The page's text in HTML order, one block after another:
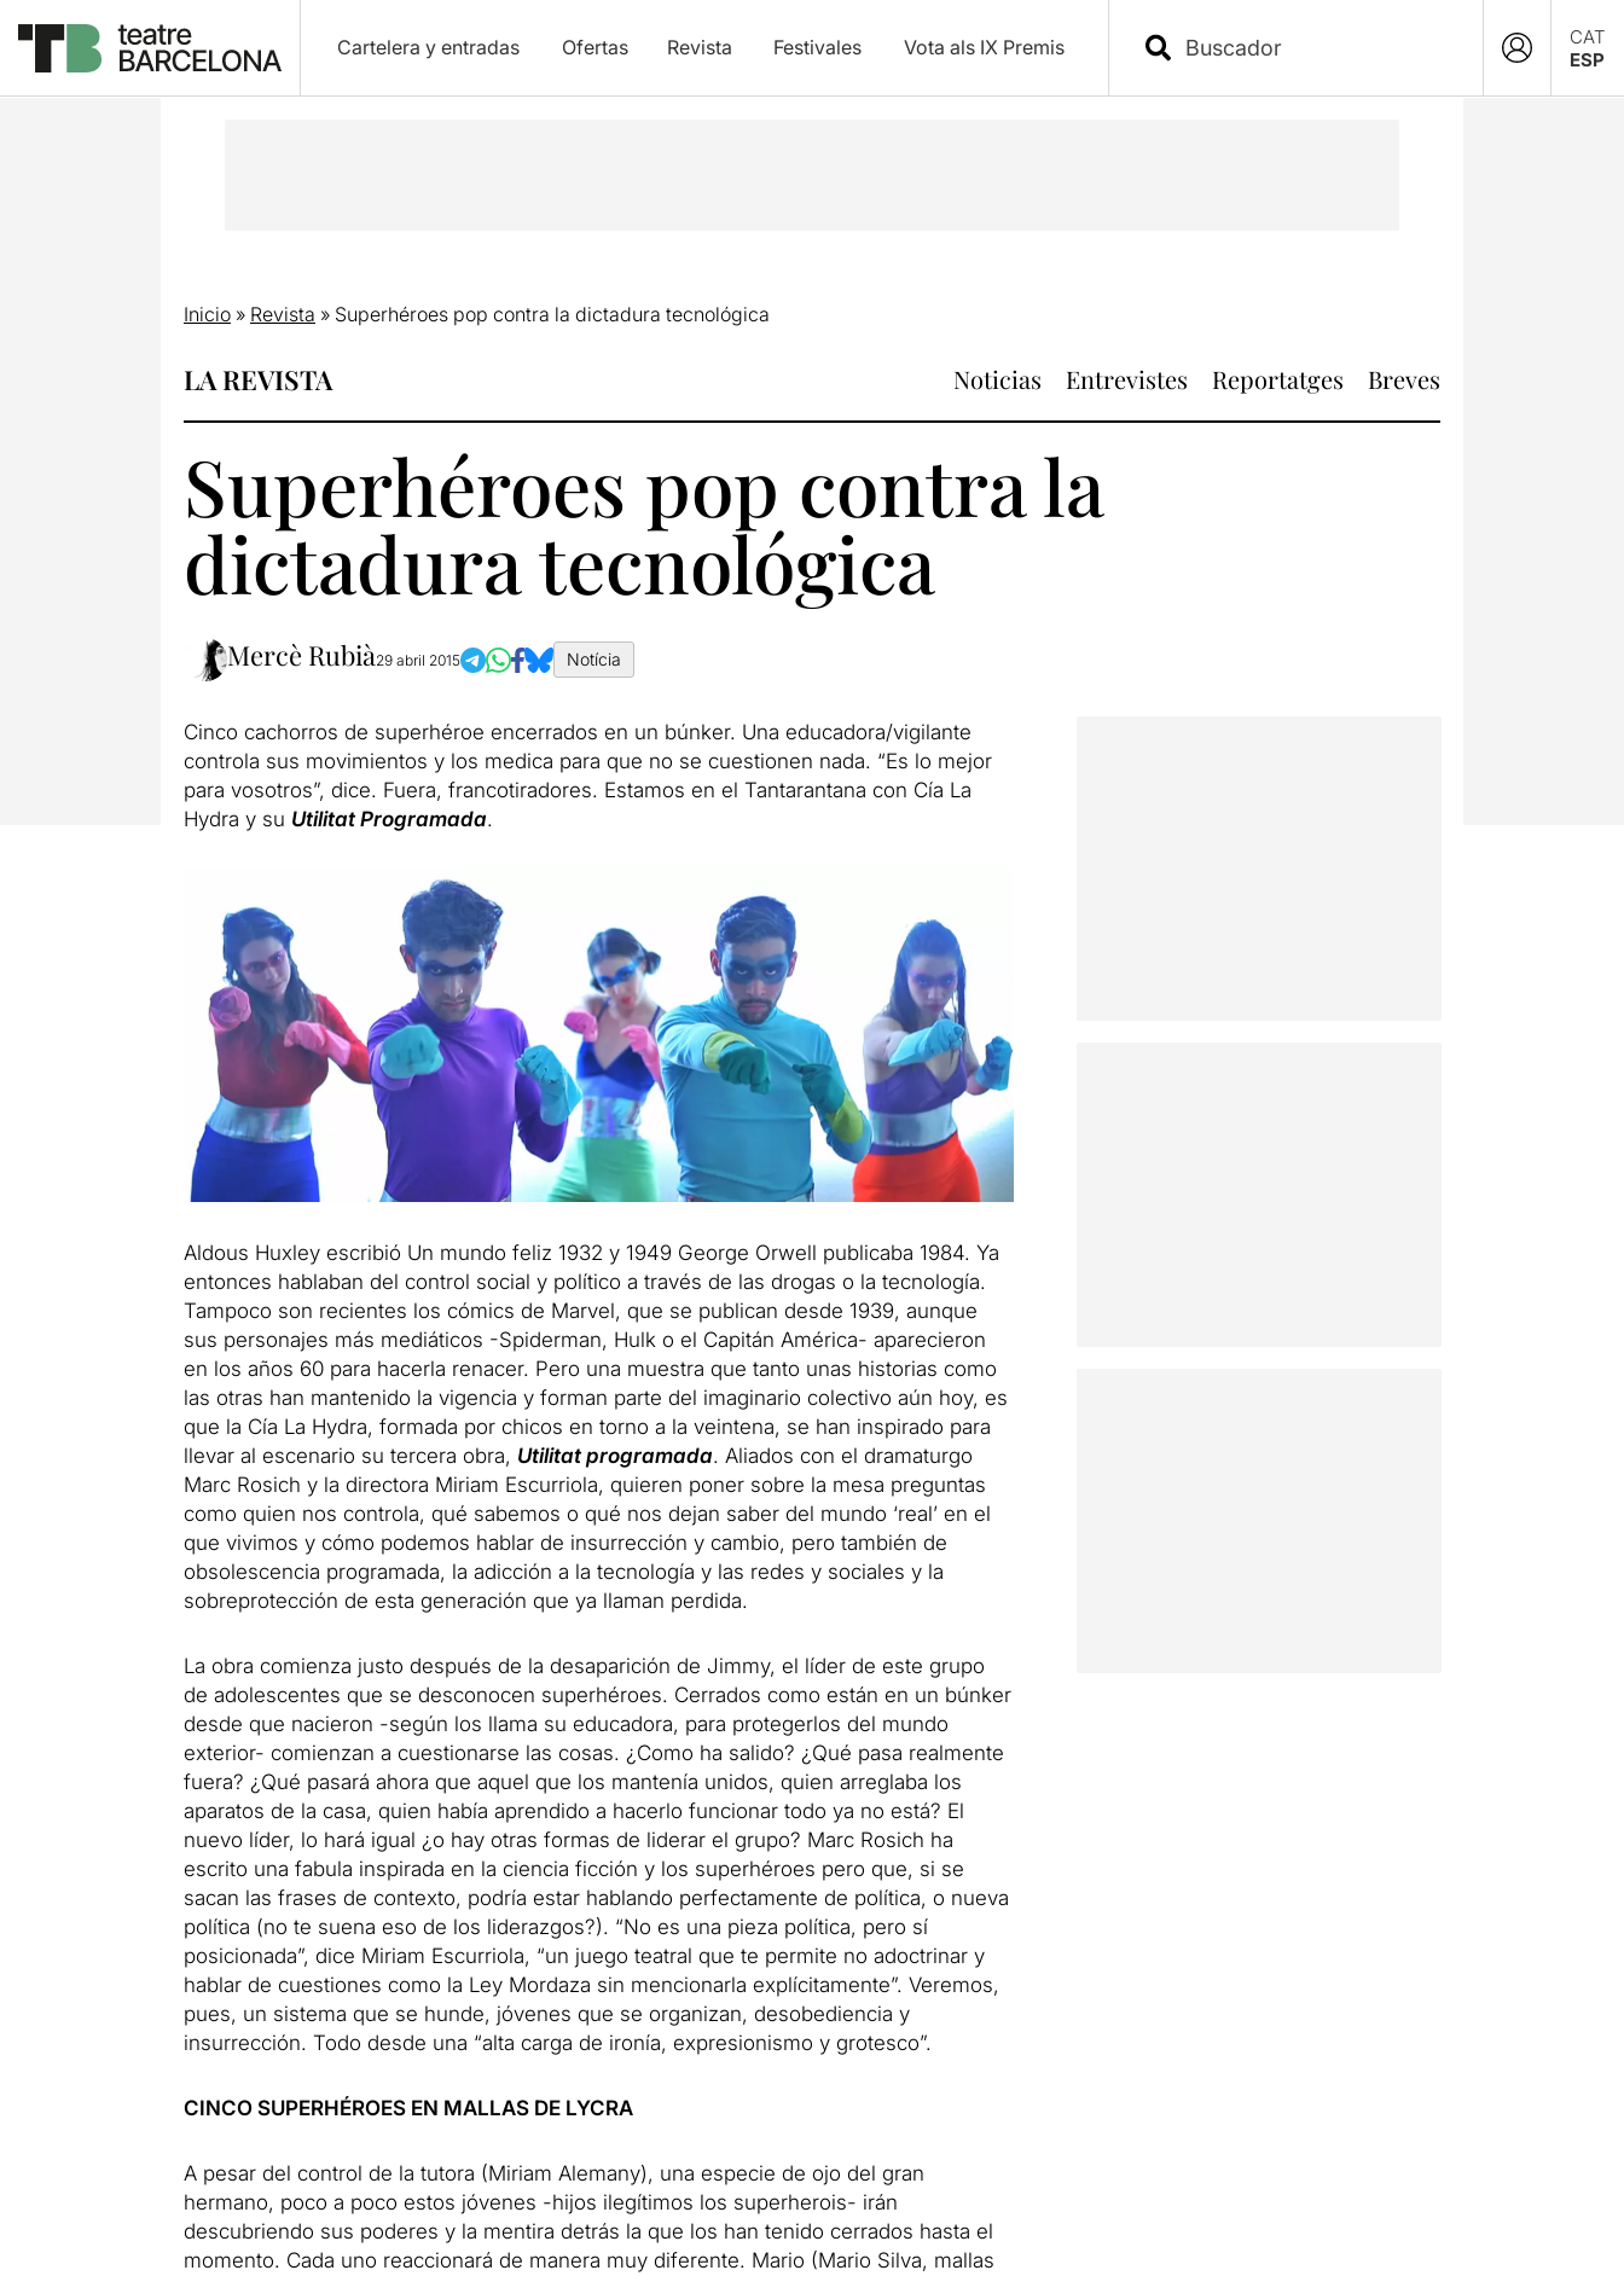
Cartelera y entradas Ofertas Revista Festivales Vota als IX Premis
CAT
ESP
Inicio» Revista » Superhéroes pop contra la dictadura tecnológica
LA REVISTA Noticias Entrevistes Reportatges Breves
Superhéroes pop contra la
dictadura tecnológica
Mercè Rubià29 abril 2015 Notícia
Cinco cachorros de superhéroe encerrados en un búnker. Una educadora/vigilante
controla sus movimientos y los medica para que no se cuestionen nada. “Es lo mejor
para vosotros”, dice. Fuera, francotiradores. Estamos en el Tantarantana con Cía La
Hydra y su Utilitat Programada.
Aldous Huxley escribió Un mundo feliz 1932 y 1949 George Orwell publicaba 1984. Ya
entonces hablaban del control social y político a través de las drogas o la tecnología.
Tampoco son recientes los cómics de Marvel, que se publican desde 1939, aunque
sus personajes más mediáticos -Spiderman, Hulk o el Capitán América- aparecieron
en los años 60 para hacerla renacer. Pero una muestra que tanto unas historias como
las otras han mantenido la vigencia y forman parte del imaginario colectivo aún hoy, es
que la Cía La Hydra, formada por chicos en torno a la veintena, se han inspirado para
llevar al escenario su tercera obra, Utilitat programada. Aliados con el dramaturgo
Marc Rosich y la directora Miriam Escurriola, quieren poner sobre la mesa preguntas
como quien nos controla, qué sabemos o qué nos dejan saber del mundo ‘real’ en el
que vivimos y cómo podemos hablar de insurrección y cambio, pero también de
obsolescencia programada, la adicción a la tecnología y las redes y sociales y la
sobreprotección de esta generación que ya llaman perdida.
La obra comienza justo después de la desaparición de Jimmy, el líder de este grupo
de adolescentes que se desconocen superhéroes. Cerrados como están en un búnker
desde que nacieron -según los llama su educadora, para protegerlos del mundo
exterior- comienzan a cuestionarse las cosas. ¿Como ha salido? ¿Qué pasa realmente
fuera? ¿Qué pasará ahora que aquel que los mantenía unidos, quien arreglaba los
aparatos de la casa, quien había aprendido a hacerlo funcionar todo ya no está? El
nuevo líder, lo hará igual ¿o hay otras formas de liderar el grupo? Marc Rosich ha
escrito una fabula inspirada en la ciencia ficción y los superhéroes pero que, si se
sacan las frases de contexto, podría estar hablando perfectamente de política, o nueva
política (no te suena eso de los liderazgos?). “No es una pieza política, pero sí
posicionada”, dice Miriam Escurriola, “un juego teatral que te permite no adoctrinar y
hablar de cuestiones como la Ley Mordaza sin mencionarla explícitamente”. Veremos,
pues, un sistema que se hunde, jóvenes que se organizan, desobediencia y
insurrección. Todo desde una “alta carga de ironía, expresionismo y grotesco”.
CINCO SUPERHÉROES EN MALLAS DE LYCRA
A pesar del control de la tutora (Miriam Alemany), una especie de ojo del gran
hermano, poco a poco estos jóvenes -hijos ilegítimos los superherois- irán
descubriendo sus poderes y la mentira detrás la que los han tenido cerrados hasta el
momento. Cada uno reaccionará de manera muy diferente. Mario (Mario Silva, mallas